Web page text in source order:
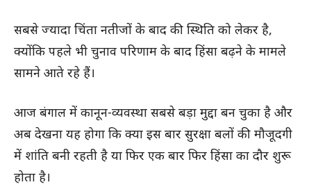
सबसे ज्यादा चिंता नतीजों के बाद की स्थिति को लेकर है,
क्योंकि पहले भी चुनाव परिणाम के बाद हिंसा बढ़ने के मामले
सामने आते रहे हैं।
आज बंगाल में कानून-व्यवस्था सबसे बड़ा मुद्दा बन चुका है और
अब देखना यह होगा कि क्या इस बार सुरक्षा बलों की मौजूदगी
में शांति बनी रहती है या फिर एक बार फिर हिंसा का दौर शुरू
होता है।